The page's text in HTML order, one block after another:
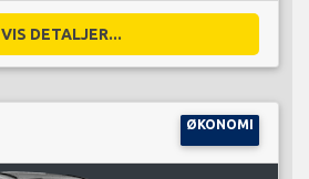
VIS DETALJER...
ØKONOMI